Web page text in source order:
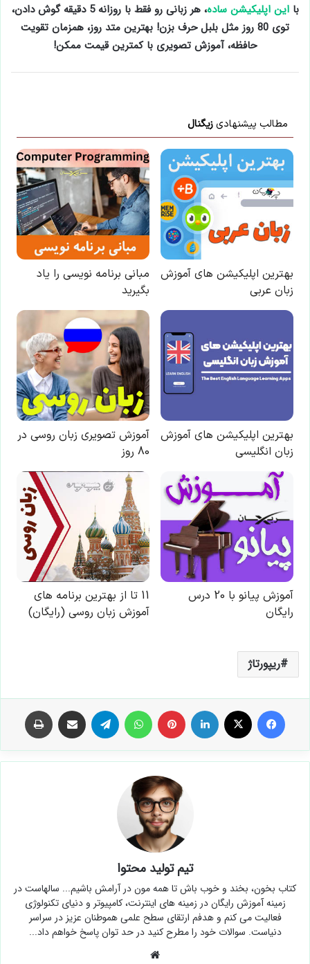
بااین اپلیکیشن ساده
، هر زبانی رو فقط با روزانه 5 دقیقه گوش دادن،
توی 80 روز مثل بلبل حرف بزن! بهترین متد روز، همزمان تقویت
حافظه، آموزش تصویری با کمترین قیمت ممکن!
ریپورتاژ
فیس بوک لینکدین ‫پین‌ترست تلگرام اشتراک گذاری از طریق ایمیل
تیم تولید محتوا
کتاب بخون، بخند و خوب باش تا همه مون در آرامش باشیم... سالهاست در
زمینه آموزش رایگان در زمینه های اینترنت، کامپیوتر و دنیای تکنولوژی
فعالیت می کنم و هدفم ارتقای سطح علمی هموطنان عزیز در سراسر
دنیاست. سوالات خود را مطرح کنید در حد توان پاسخ خواهم داد...